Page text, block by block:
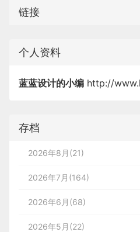
链接
个人资料
蓝蓝设计的小编 http://
存档
2026年8月(21)
2026年7月(164)
2026年6月(68)
2026年5月(22)